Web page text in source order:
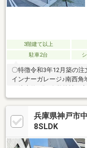
3階建て以上
駐車2台
〇特徴令和3年12月築の
インナーガレージ♪南西角
中学校…徒歩約18分〇弊
信あり！提携銀行多数あ
などお客様にあった最適
心のサポートお一人お一
こと、イチからご説明し
兵庫県神戸市
8SLDK